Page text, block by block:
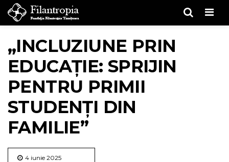
„INCLUZIUNE PRIN
EDUCAȚIE: SPRIJIN
PENTRU PRIMII
STUDENȚI DIN
FAMILIE”
4 iunie 2025